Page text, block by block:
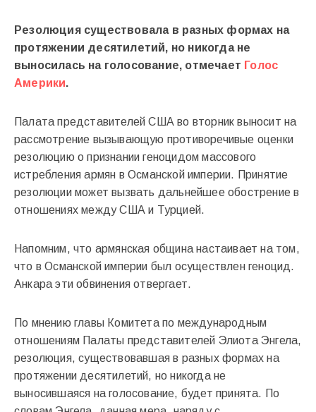
Резолюция существовала в разных формах на
протяжении десятилетий, но никогда не
выносилась на голосование, отмечает Голос
Америки.
Палата представителей США во вторник выносит на
рассмотрение вызывающую противоречивые оценки
резолюцию о признании геноцидом массового
истребления армян в Османской империи. Принятие
резолюции может вызвать дальнейшее обострение в
отношениях между США и Турцией.
Напомним, что армянская община настаивает на том,
что в Османской империи был осуществлен геноцид.
Анкара эти обвинения отвергает.
По мнению главы Комитета по международным
отношениям Палаты представителей Элиота Энгела,
резолюция, существовавшая в разных формах на
протяжении десятилетий, но никогда не
выносившаяся на голосование, будет принята. По